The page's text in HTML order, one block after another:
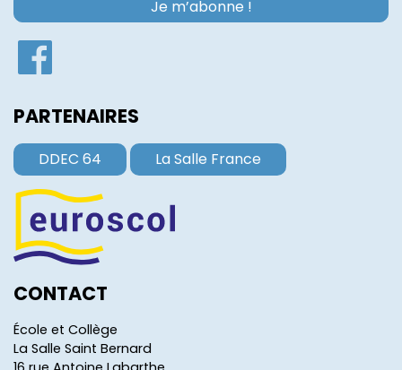
PARTENAIRES
DDEC 64 La Salle France
CONTACT
École et Collège
La Salle Saint Bernard